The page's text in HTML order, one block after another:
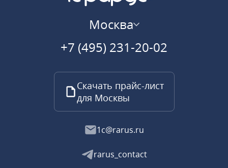
Москва
+7 (495) 231-20-02
Скачать прайс-лист
для Москвы
1c@rarus.ru
rarus_contact